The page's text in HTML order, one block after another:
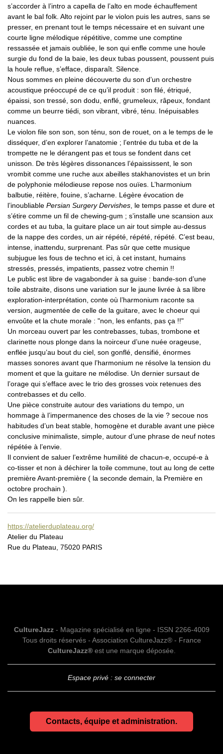
s’accorder à l’intro a capella de l’alto en mode échauffement
avant le bal folk. Alto rejoint par le violon puis les autres, sans se
presser, en prenant tout le temps nécessaire et en suivant une
courte ligne mélodique répétitive, comme une comptine
ressassée et jamais oubliée, le son qui enfle comme une houle
surgie du fond de la baie, les deux tubas poussent, poussent puis
la houle reflue, s’efface, disparaît. Silence.
Nous sommes en pleine découverte du son d’un orchestre
acoustique préoccupé de ce qu’il produit : son filé, étriqué,
épaissi, son tressé, son dodu, enflé, grumeleux, râpeux, fondant
comme un beurre tiédi, son vibrant, vibré, ténu. Inépuisables
nuances.
Le violon file son son, son ténu, son de rouet, on a le temps de le
disséquer, d’en explorer l’anatomie ; l’entrée du tuba et de la
trompette ne le dérangent pas et tous se fondent dans cet
unisson. De très légères dissonances l’épaississent, le son
vrombit comme une ruche aux abeilles stakhanovistes et un brin
de polyphonie mélodieuse repose nos ouïes. L’harmonium
balbutie, réitère, fouine, s’acharne. Légère évocation de
l’inoubliable Persian Surgery Dervishes , le temps passe et dure et
s’étire comme un fil de chewing-gum ; s’installe une scansion aux
cordes et au tuba, la guitare place un air tout simple au-dessus
de la nappe des cordes, un air répété, répété, répété. C’est beau,
intense, inattendu, surprenant. Pas sûr que cette musique
subjugue les fous de techno et ici, à cet instant, humains
stressés, pressés, impatients, passez votre chemin !!
Le public est libre de vagabonder à sa guise : bande-son d’une
toile abstraite, disons une variation sur le jaune livrée à sa libre
exploration-interprétation, conte où l’harmonium raconte sa
version, augmentée de celle de la guitare, avec le choeur qui
envoûte et la chute morale : "non, les enfants, pas ça !!"
Un morceau ouvert par les contrebasses, tubas, trombone et
clarinette nous plonge dans la noirceur d’une nuée orageuse,
enflée jusqu’au bout du ciel, son gonflé, densifié, énormes
masses sonores avant que l’harmonium ne résolve la tension du
moment et que la guitare ne mélodise. Un dernier sursaut de
l’orage qui s’efface avec le trio des grosses voix retenues des
contrebasses et du cello.
Une pièce construite autour des variations du tempo, un
hommage à l’impermanence des choses de la vie ? secoue nos
habitudes d’un beat stable, homogène et durable avant une pièce
conclusive minimaliste, simple, autour d’une phrase de neuf notes
répétée à l’envie.
Il convient de saluer l’extrême humilité de chacun-e, occupé-e à
co-tisser et non à déchirer la toile commune, tout au long de cette
première Avant-première ( la seconde demain, la Première en
octobre prochain ).
On les rappelle bien sûr.
https://atelierduplateau.org/
Atelier du Plateau
Rue du Plateau, 75020 PARIS
CultureJazz- Magazine spécialisé en ligne - ISSN 2266-4009
Tous droits réservés - Association CultureJazz® - France
CultureJazz®est une marque déposée.
Espace privé : se connecter
Contacts, équipe et administration.